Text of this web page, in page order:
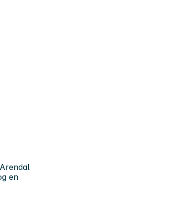
en